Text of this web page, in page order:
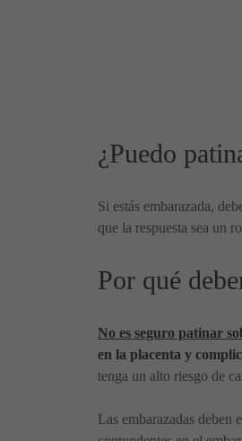
¿Puedo
Si estás embarazada,
que la respuesta sea un
Por qué
No es seguro patinar
en la placenta y
tenga un alto riesgo de
Las embarazadas